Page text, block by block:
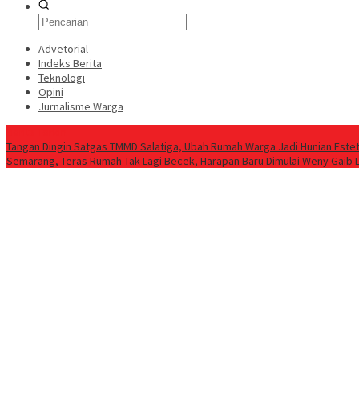
Advetorial
Indeks Berita
Teknologi
Opini
Jurnalisme Warga
Tangan Dingin Satgas TMMD Salatiga, Ubah Rumah Warga Jadi Hunian
Semarang, Teras Rumah Tak Lagi Becek, Harapan Baru Dimulai Weny Gaib